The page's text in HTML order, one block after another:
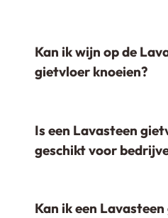
Kan ik wijn op de
gietvloer knoeien?
Is een Lavasteen
geschikt voor
Kan ik een